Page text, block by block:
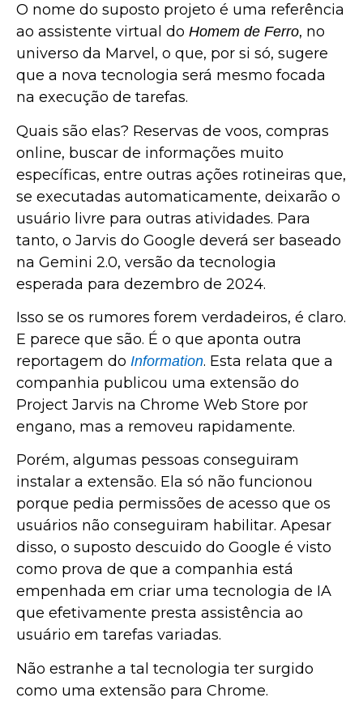
O nome do suposto projeto é uma referência
ao assistente virtual do Homem de Ferro, no
universo da Marvel, o que, por si só, sugere
que a nova tecnologia será mesmo focada
na execução de tarefas.
Quais são elas? Reservas de voos, compras
online, buscar de informações muito
específicas, entre outras ações rotineiras que,
se executadas automaticamente, deixarão o
usuário livre para outras atividades. Para
tanto, o Jarvis do Google deverá ser baseado
na Gemini 2.0, versão da tecnologia
esperada para dezembro de 2024.
Isso se os rumores forem verdadeiros, é claro.
E parece que são. É o que aponta outra
reportagem do Information. Esta relata que a
companhia publicou uma extensão do
Project Jarvis na Chrome Web Store por
engano, mas a removeu rapidamente.
Porém, algumas pessoas conseguiram
instalar a extensão. Ela só não funcionou
porque pedia permissões de acesso que os
usuários não conseguiram habilitar. Apesar
disso, o suposto descuido do Google é visto
como prova de que a companhia está
empenhada em criar uma tecnologia de IA
que efetivamente presta assistência ao
usuário em tarefas variadas.
Não estranhe a tal tecnologia ter surgido
como uma extensão para Chrome.